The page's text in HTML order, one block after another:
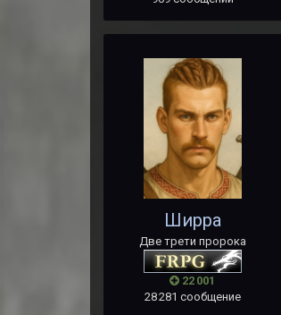
Ширра
Две трети пророка
22 001
28 281 сообщение